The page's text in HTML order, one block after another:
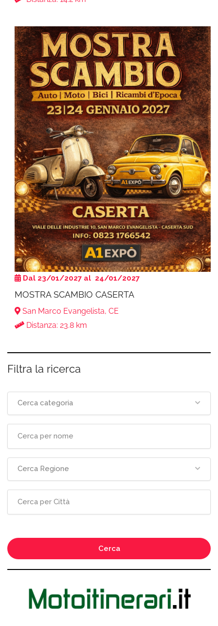
Dal 23/01/2027 al 24/01/2027
MOSTRA SCAMBIO CASERTA
San Marco Evangelista, CE
Distanza: 23.8 km
Filtra la ricerca
Cerca categoria
Cerca Regione
Cerca